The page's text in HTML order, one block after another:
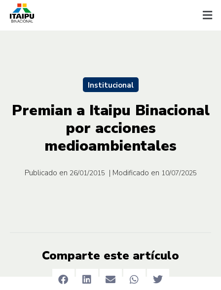
Institucional
Premian a Itaipu Binacional
por acciones
medioambientales
Publicado en 26/01/2015 | Modificado en 10/07/2025
Comparte este artículo